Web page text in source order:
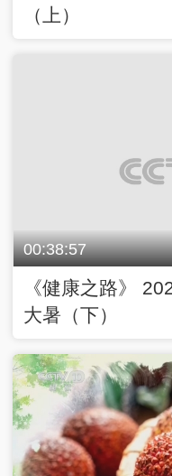
（上）
00:38:57
《健康之路》
大暑（下）